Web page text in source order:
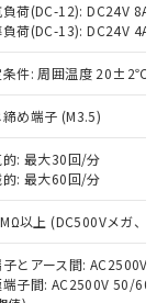
荷(DC-12): DC24V 8A/
負荷(DC-13): DC24V 4A/
条件: 周囲温度 20±2℃、
め端子 (M3.5)
的: 最大30回/分
的: 最大60回/分
以上 (DC500Vメガ、点
子とアース間: AC2500V
端子間: AC2500V 50/
事業取扱
準価格
もので
中には、
結果は、
社内デー
あり、閲
および標
ことをご
物質）の
確認中の
物で、有
品として
などや
以下、 カド
ビフェニル
ルエーテル類
国RoHSの
国RoHSの
。
へお問
Cd(カドミウ
化ビフェ
ち、外国
る商品
は、日本
取引許
続きを